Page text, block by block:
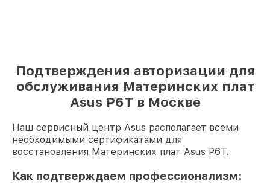
Подтверждения авторизации для
обслуживания Материнских плат
Asus P6T в Москве
Наш сервисный центр Asus располагает всеми
необходимыми сертификатами для
восстановления Материнских плат Asus P6T.
Как подтверждаем профессионализм: